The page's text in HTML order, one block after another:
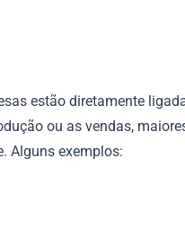
estão diretamente
ou as vendas,
Alguns exemplos: